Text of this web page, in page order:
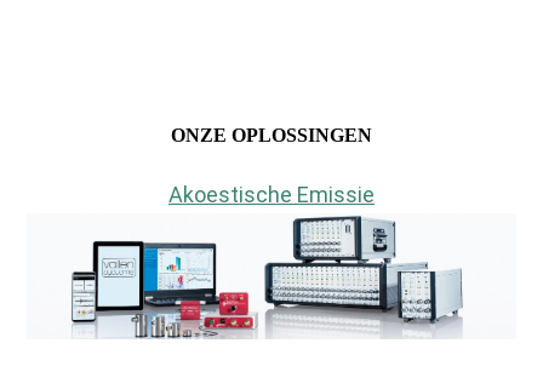
ONZE OPLOSSINGEN
Akoestische Emissie